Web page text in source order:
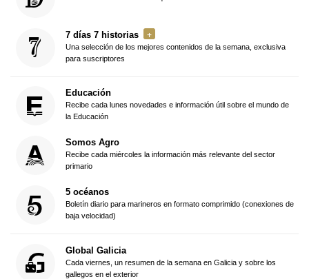
7 días 7 historias
Una selección de los mejores contenidos de la semana, exclusiva
para suscriptores
Educación
Recibe cada lunes novedades e información útil sobre el mundo de
la Educación
Somos Agro
Recibe cada miércoles la información más relevante del sector
primario
5 océanos
Boletín diario para marineros en formato comprimido (conexiones de
baja velocidad)
Global Galicia
Cada viernes, un resumen de la semana en Galicia y sobre los
gallegos en el exterior